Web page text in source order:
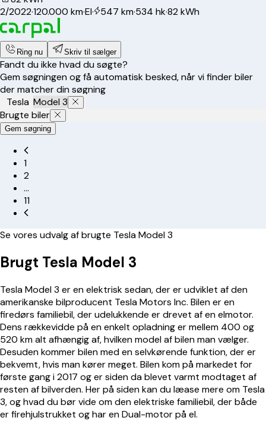
2/2022·120.000 km·El· 547 km·534 hk·82 kWh
Ring nu Skriv til sælger
Fandt du ikke hvad du søgte?
Gem søgningen og få automatisk besked, når vi finder biler
der matcher din søgning
Tesla Model 3
Brugte biler
Gem søgning
1
2
…
11
Se vores udvalg af brugte Tesla Model 3
Brugt Tesla Model 3
Tesla Model 3 er en elektrisk sedan, der er udviklet af den
amerikanske bilproducent Tesla Motors Inc. Bilen er en
firedørs familiebil, der udelukkende er drevet af en elmotor.
Dens rækkevidde på en enkelt opladning er mellem 400 og
520 km alt afhængig af, hvilken model af bilen man vælger.
Desuden kommer bilen med en selvkørende funktion, der er
bekvemt, hvis man kører meget. Bilen kom på markedet for
første gang i 2017 og er siden da blevet varmt modtaget af
resten af bilverden. Her på siden kan du læase mere om Tesla
3, og hvad du bør vide om den elektriske familiebil, der både
er firehjulstrukket og har en Dual-motor på el.